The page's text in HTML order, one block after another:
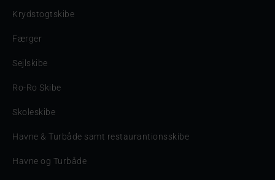
Krydstogtskibe
Færger
Sejlskibe
Ro-Ro Skibe
Skoleskibe
Havne & Turbåde samt restaurantionsskibe
Havne og Turbåde